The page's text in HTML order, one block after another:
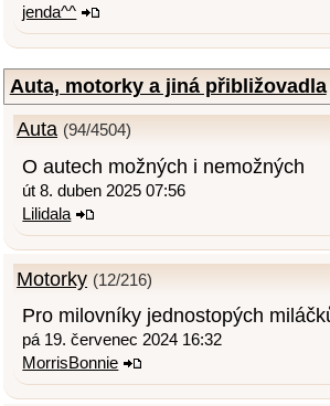
jenda^^
Auta, motorky a jiná přibližovadla
Auta (94/4504)
O autech možných i nemožných
út 8. duben 2025 07:56
Lilidala
Motorky (12/216)
Pro milovníky jednostopých
pá 19. červenec 2024 16:32
MorrisBonnie